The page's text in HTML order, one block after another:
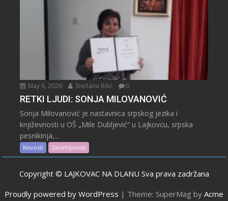
May 6, 2026 Snežana Bilić 0
RETKI LJUDI: SONJA MILOVANOVIĆ
Sonja Milovanović je nastavnica srpskog jezika i
književnosti u OŠ „Mile Dubljević“ u Lajkovcu, srpska
pesnikinja,...
Novosti Zanimljivosti
Copyright © LAJKOVAC NA DLANU Sva prava zadržana
Proudly powered by WordPress | Theme: SuperMag by Acme